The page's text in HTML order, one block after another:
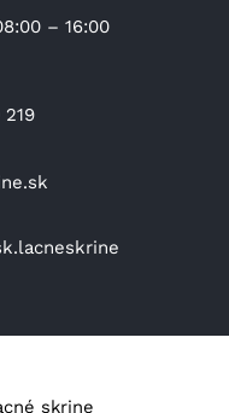
– 16:00
219
skrine